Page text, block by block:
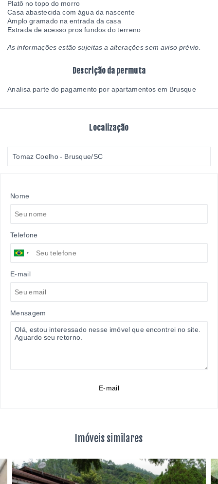
Platô no topo do morro
Casa abastecida com água da nascente
Amplo gramado na entrada da casa
Estrada de acesso pros fundos do terreno
As informações estão sujeitas a alterações sem aviso prévio.
Descrição da permuta
Analisa parte do pagamento por apartamentos em Brusque
Localização
Tomaz Coelho - Brusque/SC
Nome
Telefone
E-mail
Mensagem
E-mail
Imóveis similares